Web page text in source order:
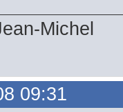
Michel
09:31